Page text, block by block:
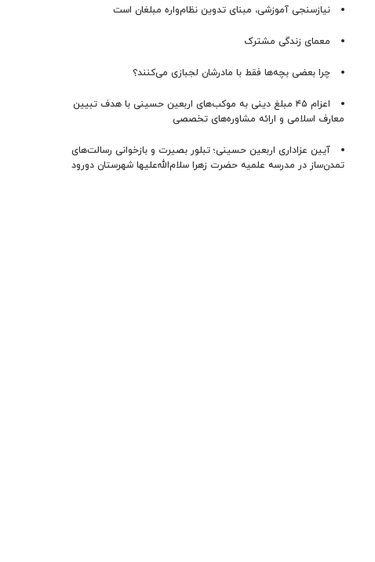
نیازسنجی آموزشی، مبنای تدوین نظام‌واره مبلغان است
معمای زندگی مشترک
چرا بعضی بچه‌ها فقط با مادرشان لجبازی می‌کنند؟
اعزام ۴۵ مبلغ دینی به موکب‌های اربعین حسینی با هدف تبیین
معارف اسلامی و ارائه مشاوره‌های تخصصی
آیین عزاداری اربعین حسینی؛ تبلور بصیرت و بازخوانی رسالت‌های
تمدن‌ساز در مدرسه علمیه حضرت زهرا سلام‌الله‌علیها شهرستان دورود